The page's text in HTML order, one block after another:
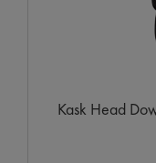
Kask Head